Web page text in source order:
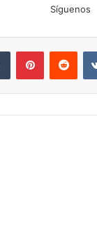
Síguenos
Tumblr Pinterest